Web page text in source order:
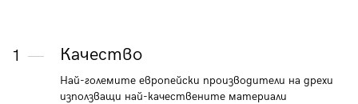
1 Качество
Най-големите европейски производители на дрехи
използващи най-качествените материали